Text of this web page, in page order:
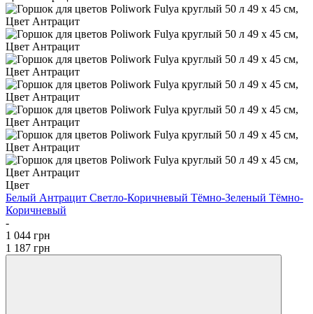
Цвет
Белый Антрацит Cветло-Коричневый Тёмно-Зеленый Tёмно-
Коричневый
-
1 044 грн
1 187 грн